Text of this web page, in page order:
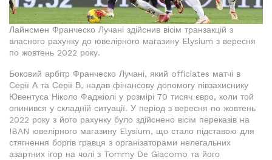
Лайнсмен Франческо Лучані здійснив вісім транзакцій з
власного рахунку до ювелірного магазину Elysium з вересня
по жовтень 2022 року.
Боковий арбітр Франческо Лучані, який officiates матчі в
Серії А та Серії В, надав фінансову допомогу півзахиснику
Ювентуса Ніколо Фаджіолі у розмірі 70 тисяч євро, коли той
опинився у складній ситуації. У період з вересня по жовтень
2022 року з його рахунку було здійснено вісім переказів на
IBAN ювелірного магазину Elysium, що стало підставою для
стягнення боргів гравця з організаторами нелегальних
азартних ігор на чолі з Tommy De Giacomo та його